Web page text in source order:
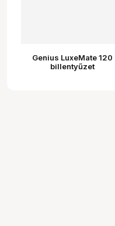
Genius LuxeMate 120
billentyűzet